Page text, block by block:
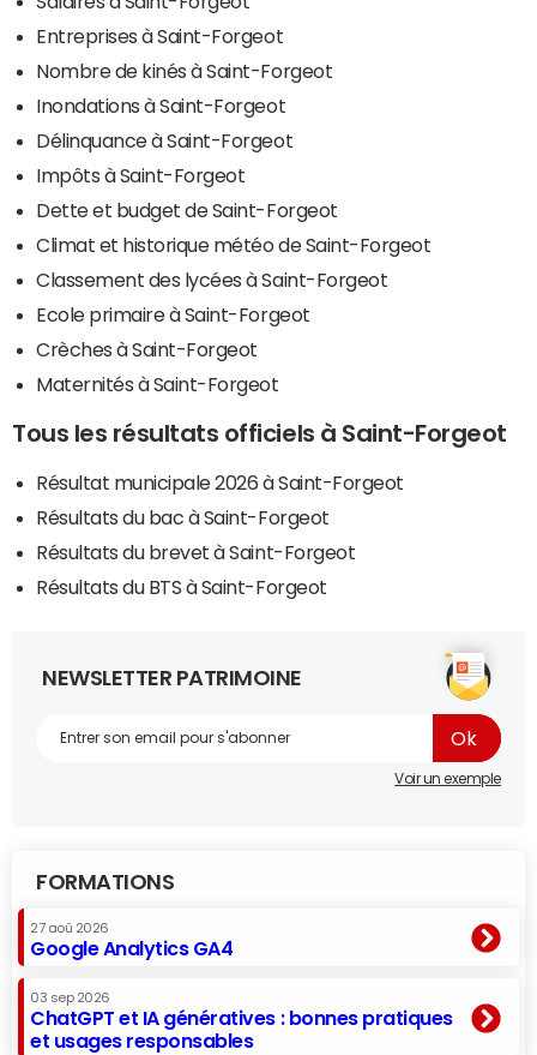
Entreprises à Saint-Forgeot
Nombre de kinés à Saint-Forgeot
Inondations à Saint-Forgeot
Délinquance à Saint-Forgeot
Impôts à Saint-Forgeot
Dette et budget de Saint-Forgeot
Climat et historique météo de Saint-Forgeot
Classement des lycées à Saint-Forgeot
Ecole primaire à Saint-Forgeot
Crèches à Saint-Forgeot
Maternités à Saint-Forgeot
Tous les résultats officiels à Saint-Forgeot
Résultat municipale 2026 à Saint-Forgeot
Résultats du bac à Saint-Forgeot
Résultats du brevet à Saint-Forgeot
Résultats du BTS à Saint-Forgeot
NEWSLETTER PATRIMOINE
Voir un exemple
FORMATIONS
27 aoû 2026
Google Analytics GA4
03 sep 2026
ChatGPT et IA génératives : bonnes pratiques
et usages responsables